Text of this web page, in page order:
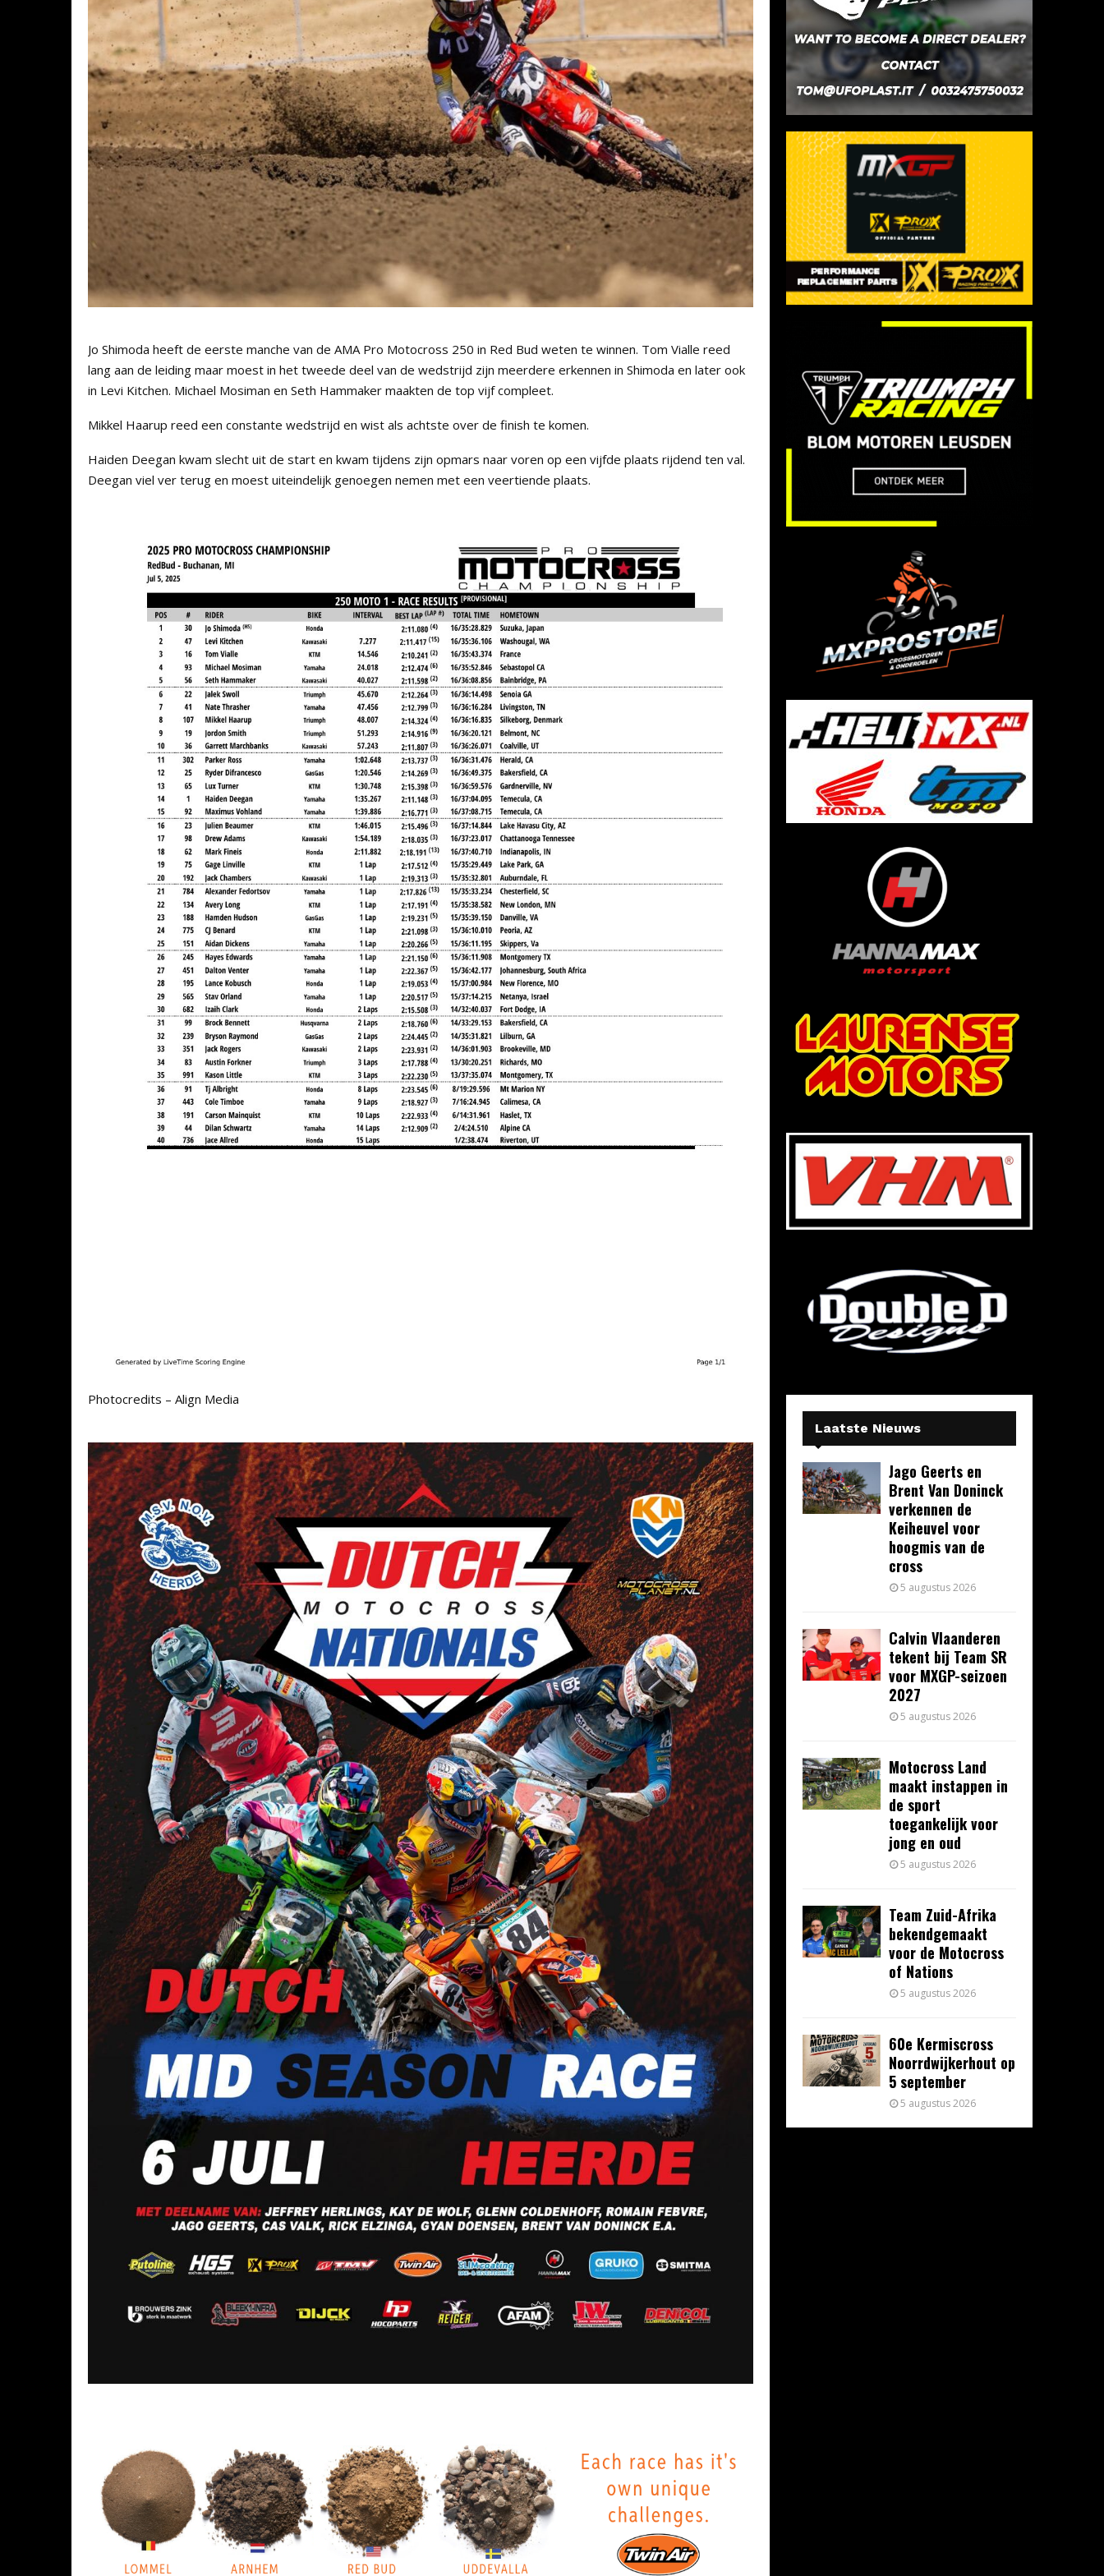
Jo Shimoda heeft de eerste manche van de AMA Pro Motocross 250 in Red Bud weten te winnen. Tom Vialle reed
lang aan de leiding maar moest in het tweede deel van de wedstrijd zijn meerdere erkennen in Shimoda en later ook
in Levi Kitchen. Michael Mosiman en Seth Hammaker maakten de top vijf compleet.
Mikkel Haarup reed een constante wedstrijd en wist als achtste over de finish te komen.
Haiden Deegan kwam slecht uit de start en kwam tijdens zijn opmars naar voren op een vijfde plaats rijdend ten val.
Deegan viel ver terug en moest uiteindelijk genoegen nemen met een veertiende plaats.
Photocredits – Align Media
Laatste Nieuws
Jago Geerts en
Brent Van Doninck
verkennen de
Keiheuvel voor
hoogmis van de
cross
5 augustus 2026
Calvin Vlaanderen
tekent bij Team SR
voor MXGP-seizoen
2027
5 augustus 2026
Motocross Land
maakt instappen in
de sport
toegankelijk voor
jong en oud
5 augustus 2026
Team Zuid-Afrika
bekendgemaakt
voor de Motocross
of Nations
5 augustus 2026
60e Kermiscross
Noorrdwijkerhout op
5 september
5 augustus 2026